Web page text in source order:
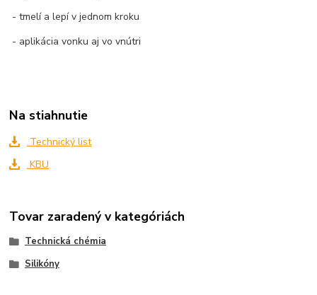
- tmelí a lepí v jednom kroku
- aplikácia vonku aj vo vnútri
Na stiahnutie
Technický list
KBU
Tovar zaradený v kategóriách
Technická chémia
Silikóny